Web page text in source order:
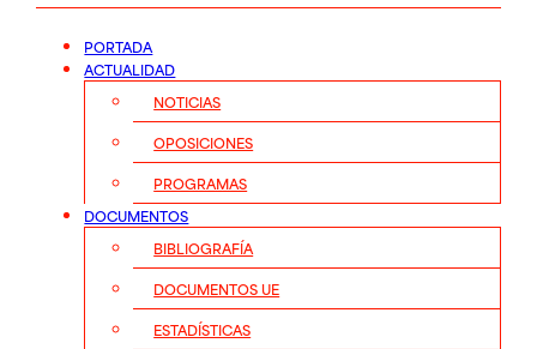
PORTADA
ACTUALIDAD
NOTICIAS
OPOSICIONES
PROGRAMAS
DOCUMENTOS
BIBLIOGRAFÍA
DOCUMENTOS UE
ESTADÍSTICAS